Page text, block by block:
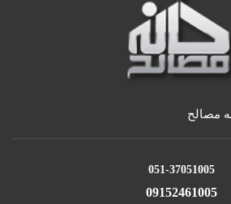
بتن گچ و آهک نیز دارد ولی مهمترین
دارد بالا بردن چسبندگی در بتن
افزایش چسبندگی بتن تازه به
کاربرد دارد. بیشترین استفاده از چسب
و همگنى تشكیل می دهد و در ضمن
مصالح
051-37051005
09152461005